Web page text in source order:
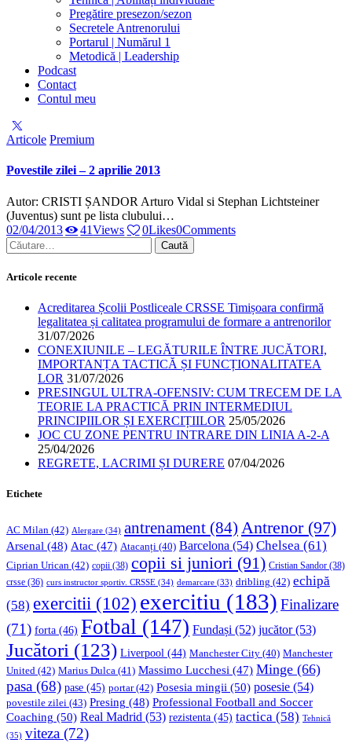
Pregătire presezon/sezon
Secretele Antrenorului
Portarul | Numărul 1
Metodică | Leadership
Podcast
Contact
Contul meu
facebook-
1
twitter-
x
new
Articole Premium
Povestile zilei – 2 aprilie 2013
Autor: CRISTI ȘANDOR Arturo Vidal si Stephan Lichtsteiner
(Juventus) sunt pe lista clubului…
02/04/2013
41Views 0Likes0Comments
Caută
după:
Articole recente
Acreditarea Școlii Postliceale CRSSE Timișoara confirmă
legalitatea și calitatea programului de formare a antrenorilor
31/07/2026
CONEXIUNILE – LEGĂTURILE ÎNTRE JUCĂTORI,
IMPORTANȚA TACTICĂ ȘI FUNCȚIONALITATEA
LOR 31/07/2026
PRESINGUL ULTRA-OFENSIV: CUM TRECEM DE LA
TEORIE LA PRACTICĂ PRIN INTERMEDIUL
PRINCIPIILOR ȘI EXERCIȚIILOR 25/05/2026
JOC CU ZONE PENTRU INTRARE DIN LINIA A-2-A
25/04/2026
REGRETE, LACRIMI ȘI DURERE 07/04/2026
Etichete
AC Milan (42) Alergare (34) antrenament (84) Antrenor(97)
Arsenal (48) Atac (47) Atacanți (40) Barcelona (54) Chelsea (61)
Ciprian Urican (42) copii (38) copii si juniori (91) Cristian Sandor (38)
crsse (36) curs instructor sportiv. CRSSE (34) demarcare (33) dribling (42) echipă
(58) exercitii (102) exercitiu (183) Finalizare
(71) forta (46) Fotbal (147) Fundași (52) jucător(53)
Jucători (123) Liverpool (44) Manchester City (40) Manchester
United (42) Marius Dulca (41) Massimo Lucchesi (47) Minge (66)
pasa (68) pase (45) portar(42) Posesia mingii (50) posesie (54)
povestile zilei (43) Presing (48) Professional Football and Soccer
Coaching (50) Real Madrid (53) rezistenta (45) tactica (58) Tehnică
(35) viteza (72)